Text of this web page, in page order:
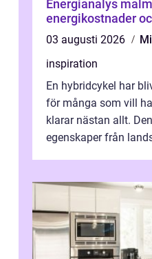
Energianalys malmö nyckeln till
energikostnader
03 augusti 2026
inspiration
En hybridcykel har
för många som vill
klarar nästan allt.
egenskaper från